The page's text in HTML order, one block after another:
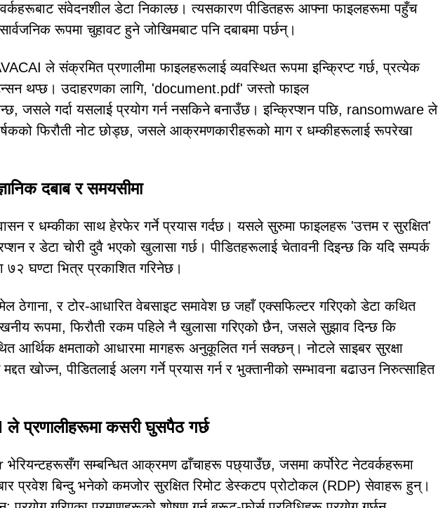
संवेदनशील डेटा निकाल्छ। त्यसकारण पीडितहरू आफ्ना फाइलहरूमा पहुँच
रूपमा चुहावट हुने जोखिमबाट पनि दबाबमा पर्छन्।
ले संक्रमित प्रणालीमा फाइलहरूलाई व्यवस्थित रूपमा इन्क्रिप्ट गर्छ, प्रत्येक
थप्छ। उदाहरणका लागि, 'document.pdf' जस्तो फाइल
जसले गर्दा यसलाई प्रयोग गर्न नसकिने बनाउँछ। इन्क्रिप्शन पछि, ransomware ले
फिरौती नोट छोड्छ, जसले आक्रमणकारीहरूको माग र धम्कीहरूलाई रूपरेखा
दबाब र समयसीमा
र धम्कीका साथ हेरफेर गर्ने प्रयास गर्दछ। यसले सुरुमा फाइलहरू 'उत्तम र सुरक्षित'
र डेटा चोरी दुवै भएको खुलासा गर्छ। पीडितहरूलाई चेतावनी दिइन्छ कि यदि सम्पर्क
७२ घण्टा भित्र प्रकाशित गरिनेछ।
ठेगाना, र टोर-आधारित वेबसाइट समावेश छ जहाँ एक्सफिल्टर गरिएको डेटा कथित
रूपमा, फिरौती रकम पहिले नै खुलासा गरिएको छैन, जसले सुझाव दिन्छ कि
आर्थिक क्षमताको आधारमा मागहरू अनुकूलित गर्न सक्छन्। नोटले साइबर सुरक्षा
खोज्न, पीडितलाई अलग गर्ने प्रयास गर्न र भुक्तानीको सम्भावना बढाउन निरुत्साहित
प्रणालीहरूमा कसरी घुसपैठ गर्छ
सम्बन्धित आक्रमण ढाँचाहरू पछ्याउँछ, जसमा कर्पोरेट नेटवर्कहरूमा
प्रवेश बिन्दु भनेको कमजोर सुरक्षित रिमोट डेस्कटप प्रोटोकल (RDP) सेवाहरू हुन्।